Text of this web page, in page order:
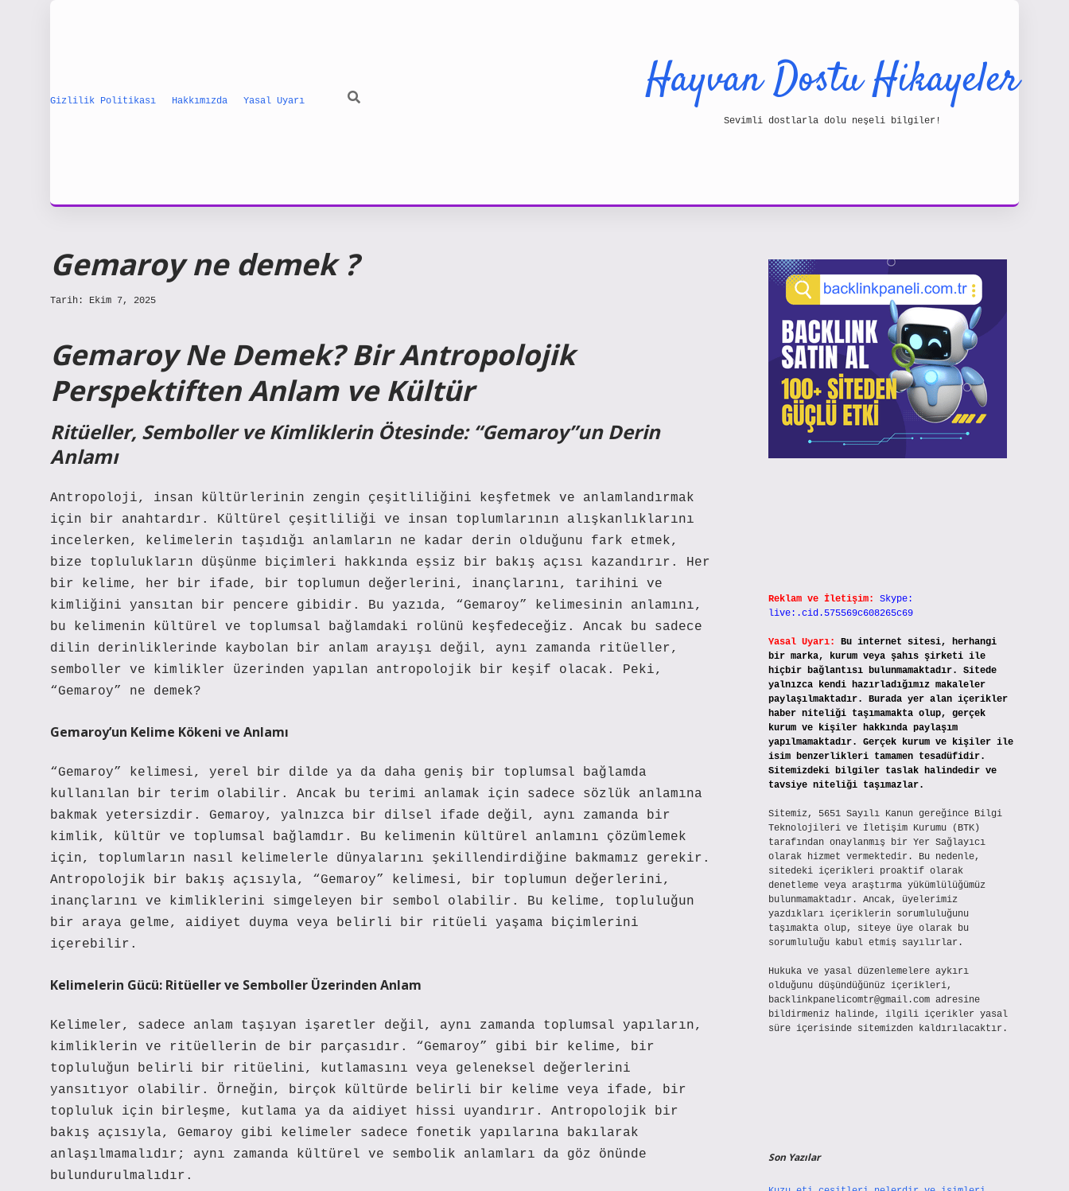
Gizlilik Politikası Hakkımızda Yasal Uyarı Hayvan Dostu Hikayeler
Sevimli dostlarla dolu neşeli bilgiler!
Gemaroy ne demek ?
Tarih: Ekim 7, 2025
Gemaroy Ne Demek? Bir Antropolojik
Perspektiften Anlam ve Kültür
Ritüeller, Semboller ve Kimliklerin Ötesinde: “Gemaroy”un Derin
Anlamı
Antropoloji, insan kültürlerinin zengin çeşitliliğini keşfetmek ve anlamlandırmak
için bir anahtardır. Kültürel çeşitliliği ve insan toplumlarının alışkanlıklarını
incelerken, kelimelerin taşıdığı anlamların ne kadar derin olduğunu fark etmek,
bize toplulukların düşünme biçimleri hakkında eşsiz bir bakış açısı kazandırır. Her
bir kelime, her bir ifade, bir toplumun değerlerini, inançlarını, tarihini ve
kimliğini yansıtan bir pencere gibidir. Bu yazıda, “Gemaroy” kelimesinin anlamını,
bu kelimenin kültürel ve toplumsal bağlamdaki rolünü keşfedeceğiz. Ancak bu sadece
dilin derinliklerinde kaybolan bir anlam arayışı değil, aynı zamanda ritüeller,
semboller ve kimlikler üzerinden yapılan antropolojik bir keşif olacak. Peki,
“Gemaroy” ne demek?
Gemaroy’un Kelime Kökeni ve Anlamı
“Gemaroy” kelimesi, yerel bir dilde ya da daha geniş bir toplumsal bağlamda
kullanılan bir terim olabilir. Ancak bu terimi anlamak için sadece sözlük anlamına
bakmak yetersizdir. Gemaroy, yalnızca bir dilsel ifade değil, aynı zamanda bir
kimlik, kültür ve toplumsal bağlamdır. Bu kelimenin kültürel anlamını çözümlemek
için, toplumların nasıl kelimelerle dünyalarını şekillendirdiğine bakmamız gerekir.
Antropolojik bir bakış açısıyla, “Gemaroy” kelimesi, bir toplumun değerlerini,
inançlarını ve kimliklerini simgeleyen bir sembol olabilir. Bu kelime, topluluğun
bir araya gelme, aidiyet duyma veya belirli bir ritüeli yaşama biçimlerini
içerebilir.
Kelimelerin Gücü: Ritüeller ve Semboller Üzerinden Anlam
Kelimeler, sadece anlam taşıyan işaretler değil, aynı zamanda toplumsal yapıların,
kimliklerin ve ritüellerin de bir parçasıdır. “Gemaroy” gibi bir kelime, bir
topluluğun belirli bir ritüelini, kutlamasını veya geleneksel değerlerini
yansıtıyor olabilir. Örneğin, birçok kültürde belirli bir kelime veya ifade, bir
topluluk için birleşme, kutlama ya da aidiyet hissi uyandırır. Antropolojik bir
bakış açısıyla, Gemaroy gibi kelimeler sadece fonetik yapılarına bakılarak
anlaşılmamalıdır; aynı zamanda kültürel ve sembolik anlamları da göz önünde
bulundurulmalıdır.
Reklam ve İletişim:
Skype:
live:.cid.575569c608265c69
Yasal Uyarı:
Bu internet sitesi, herhangi
bir marka, kurum veya şahıs şirketi ile
hiçbir bağlantısı bulunmamaktadır. Sitede
yalnızca kendi hazırladığımız makaleler
paylaşılmaktadır. Burada yer alan içerikler
haber niteliği taşımamakta olup, gerçek
kurum ve kişiler hakkında paylaşım
yapılmamaktadır. Gerçek kurum ve kişiler ile
isim benzerlikleri tamamen tesadüfidir.
Sitemizdeki bilgiler taslak halindedir ve
tavsiye niteliği taşımazlar.
Sitemiz, 5651 Sayılı Kanun gereğince Bilgi
Teknolojileri ve İletişim Kurumu (BTK)
tarafından onaylanmış bir Yer Sağlayıcı
olarak hizmet vermektedir. Bu nedenle,
sitedeki içerikleri proaktif olarak
denetleme veya araştırma yükümlülüğümüz
bulunmamaktadır. Ancak, üyelerimiz
yazdıkları içeriklerin sorumluluğunu
taşımakta olup, siteye üye olarak bu
sorumluluğu kabul etmiş sayılırlar.
Hukuka ve yasal düzenlemelere aykırı
olduğunu düşündüğünüz içerikleri,
backlinkpanelicomtr@gmail.comadresine
bildirmeniz halinde, ilgili içerikler yasal
süre içerisinde sitemizden kaldırılacaktır.
Son Yazılar